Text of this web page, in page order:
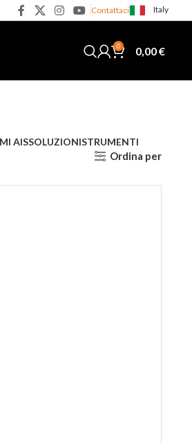
Contattaci Italy
0 0,00€
AISSOLUZIONISTRUMENTI
Ordina per